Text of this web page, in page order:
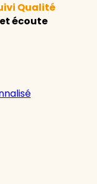
Qualité
et écoute